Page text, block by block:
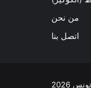
من نحن
اتصل بنا